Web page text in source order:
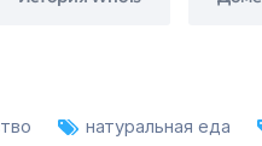
натуральная еда